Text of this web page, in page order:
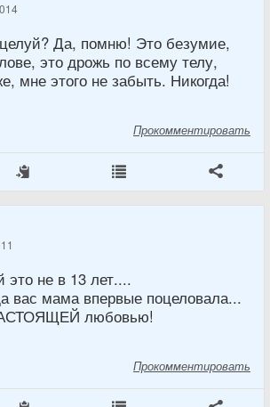
Да, помню! Это безумие,
это дрожь по всему телу,
мне этого не забыть. Никогда!
Прокомментировать
это не в 13 лет....
вас мама впервые поцеловала...
любовью!
Прокомментировать